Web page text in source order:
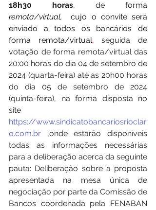
18h30 horas
remota/virtual,
cujo o convite será
enviado a todos os bancários de
forma remota/virtual, seguida de
votação de forma remota/virtual das
20:00 horas do dia 04 de setembro de
2024 (quarta-feira) até as 20h00 horas
do dia 05 de setembro de 2024
(quinta-feira), na forma disposta no
https://www.sindicatobancariosrioclar
o.com.br ,onde estarão disponíveis
todas as informações necessárias
para a deliberação acerca da seguinte
pauta: Deliberação sobre a proposta
apresentada na mesa única de
negociação por parte da Comissão de
Bancos coordenada pela FENABAN